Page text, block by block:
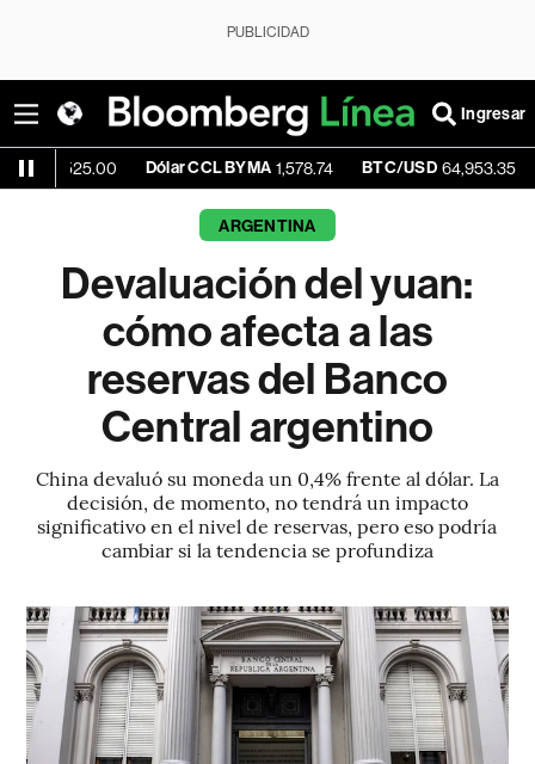
PUBLICIDAD
Ingresar
Dólar CCL BYMA 1,578.74 BTC/USD 64,953.35 +0.03%
ARGENTINA
Devaluación del yuan:
cómo afecta a las
reservas del Banco
Central argentino
China devaluó su moneda un 0,4% frente al dólar. La
decisión, de momento, no tendrá un impacto
significativo en el nivel de reservas, pero eso podría
cambiar si la tendencia se profundiza